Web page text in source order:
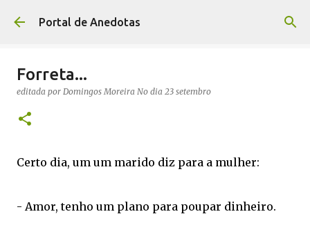
Avançar para o conteúdo principal
Portal de Anedotas
Forreta...
editada por Domingos Moreira No dia 23 setembro
Certo dia, um um marido diz para a mulher:
- Amor, tenho um plano para poupar dinheiro.